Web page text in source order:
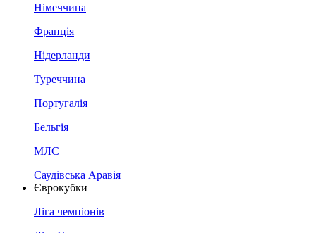
Німеччина
Франція
Нідерланди
Туреччина
Португалія
Бельгія
МЛС
Саудівська Аравія
Єврокубки
Ліга чемпіонів